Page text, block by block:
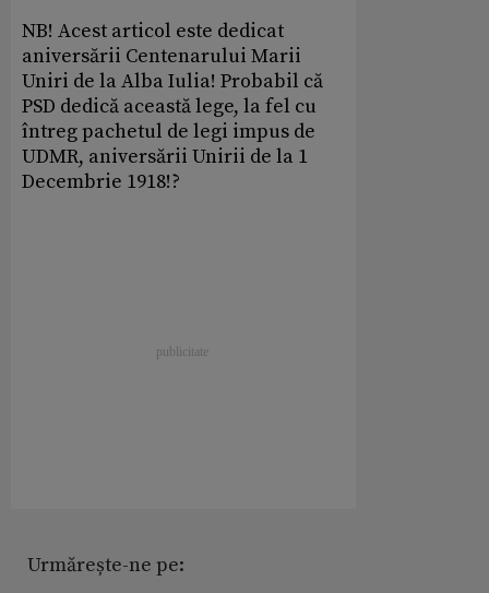
NB! Acest articol este dedicat
aniversării Centenarului Marii
Uniri de la Alba Iulia! Probabil că
PSD dedică această lege, la fel cu
întreg pachetul de legi impus de
UDMR, aniversării Unirii de la 1
Decembrie 1918!?
Urmărește-ne pe: